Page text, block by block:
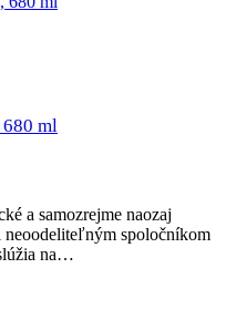
680 ml
a samozrejme naozaj
neoodeliteľným spoločníkom
na…